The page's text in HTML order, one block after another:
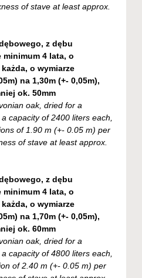
of stave at least approx.
z dębu
4 lata, o
o wymiarze
na 1,30m (+- 0,05m),
ok. 50mm
oak, dried for a
capacity of 2400 liters each,
of 1.90 m (+- 0.05 m) per
of stave at least approx.
z dębu
4 lata, o
o wymiarze
na 1,70m (+- 0,05m),
ok. 60mm
oak, dried for a
capacity of 4800 liters each,
of 2.40 m (+- 0.05 m) per